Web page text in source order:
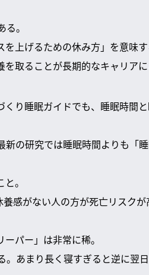
。
上げるための休み方」を意味す
取ることが長期的なキャリアに
り睡眠ガイドでも、睡眠時間
の研究では睡眠時間よりも「
。
感がない人の方が死亡リスク
パー」は非常に稀。
あまり長く寝すぎると逆に翌